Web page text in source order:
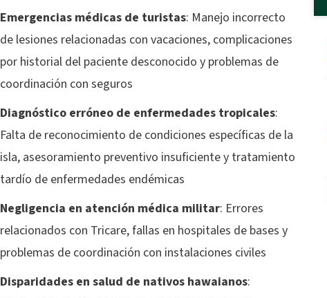
Emergencias médicas de turistas: Manejo incorrecto
de lesiones relacionadas con vacaciones, complicaciones
por historial del paciente desconocido y problemas de
coordinación con seguros
Diagnóstico erróneo de enfermedades tropicales:
Falta de reconocimiento de condiciones específicas de la
isla, asesoramiento preventivo insuficiente y tratamiento
tardío de enfermedades endémicas
Negligencia en atención médica militar: Errores
relacionados con Tricare, fallas en hospitales de bases y
problemas de coordinación con instalaciones civiles
Disparidades en salud de nativos hawaianos: